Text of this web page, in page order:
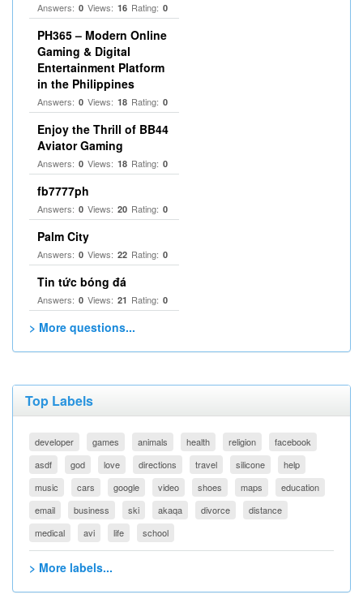
Answers: 0 Views: 16 Rating: 0
PH365 – Modern Online
Gaming & Digital
Entertainment Platform
in the Philippines
Answers: 0 Views: 18 Rating: 0
Enjoy the Thrill of BB44
Aviator Gaming
Answers: 0 Views: 18 Rating: 0
fb7777ph
Answers: 0 Views: 20 Rating: 0
Palm City
Answers: 0 Views: 22 Rating: 0
Tin tức bóng đá
Answers: 0 Views: 21 Rating: 0
> More questions...
Top Labels
developer games animals health religion
facebook
asdf
god love directions travel silicone
help
music
cars google video shoes maps
education
email
business ski akaqa divorce
distance
medical
avi life school
> More labels...